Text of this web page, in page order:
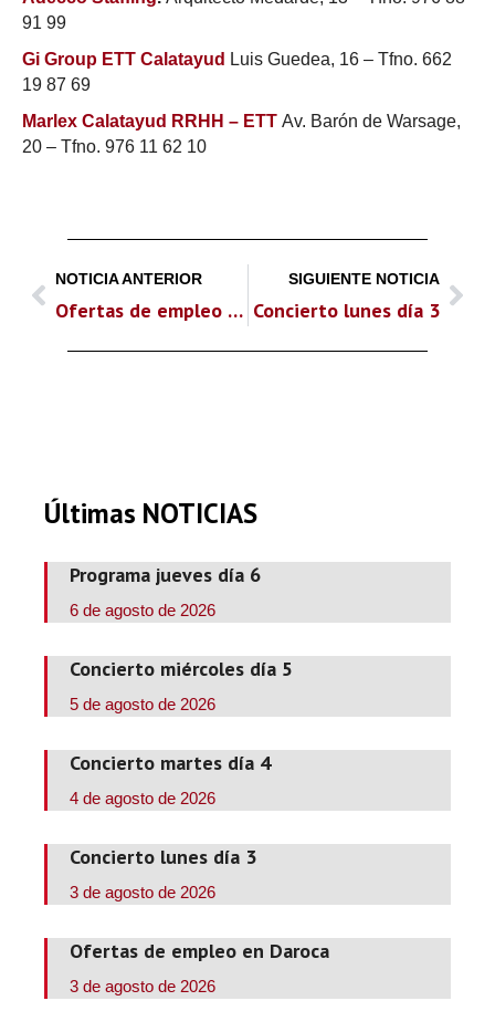
91 99
Gi Group ETT Calatayud Luis Guedea, 16 – Tfno. 662
19 87 69
Marlex Calatayud RRHH – ETT Av. Barón de Warsage,
20 – Tfno. 976 11 62 10
NOTICIA ANTERIOR
Ofertas de empleo en Daroca
SIGUIENTE NOTICIA
Concierto lunes día 3
Últimas NOTICIAS
Programa jueves día 6
6 de agosto de 2026
Concierto miércoles día 5
5 de agosto de 2026
Concierto martes día 4
4 de agosto de 2026
Concierto lunes día 3
3 de agosto de 2026
Ofertas de empleo en Daroca
3 de agosto de 2026